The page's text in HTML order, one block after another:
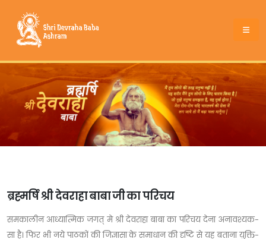
ब्रह्मर्षि श्री देवराहा बाबा जी का परिचय
समकालीन आध्यात्मिक जगत् मे श्री देवराहा बाबा का परिचय देना अनावश्यक-
सा है। फिर भी नये पाठकों की जिज्ञासा के समाधान की दृष्टि से यह बताना युक्ति-